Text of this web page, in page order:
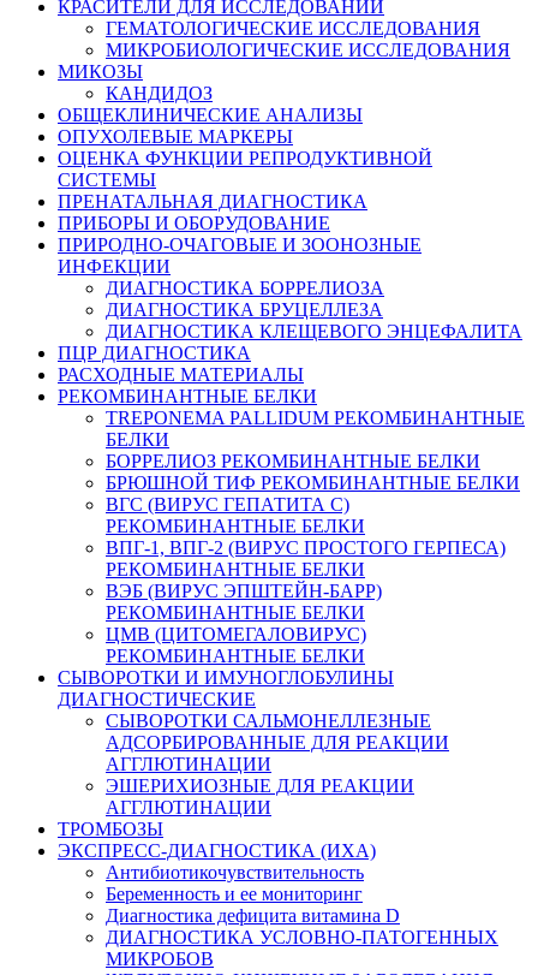
КРАСИТЕЛИ ДЛЯ ИССЛЕДОВАНИЙ
ГЕМАТОЛОГИЧЕСКИЕ ИССЛЕДОВАНИЯ
МИКРОБИОЛОГИЧЕСКИЕ ИССЛЕДОВАНИЯ
МИКОЗЫ
КАНДИДОЗ
ОБЩЕКЛИНИЧЕСКИЕ АНАЛИЗЫ
ОПУХОЛЕВЫЕ МАРКЕРЫ
ОЦЕНКА ФУНКЦИИ РЕПРОДУКТИВНОЙ
СИСТЕМЫ
ПРЕНАТАЛЬНАЯ ДИАГНОСТИКА
ПРИБОРЫ И ОБОРУДОВАНИЕ
ПРИРОДНО-ОЧАГОВЫЕ И ЗООНОЗНЫЕ
ИНФЕКЦИИ
ДИАГНОСТИКА БОРРЕЛИОЗА
ДИАГНОСТИКА БРУЦЕЛЛЕЗА
ДИАГНОСТИКА КЛЕЩЕВОГО ЭНЦЕФАЛИТА
ПЦР ДИАГНОСТИКА
РАСХОДНЫЕ МАТЕРИАЛЫ
РЕКОМБИНАНТНЫЕ БЕЛКИ
TREPONEMA PALLIDUM РЕКОМБИНАНТНЫЕ
БЕЛКИ
БОРРЕЛИОЗ РЕКОМБИНАНТНЫЕ БЕЛКИ
БРЮШНОЙ ТИФ РЕКОМБИНАНТНЫЕ БЕЛКИ
ВГС (ВИРУС ГЕПАТИТА С)
РЕКОМБИНАНТНЫЕ БЕЛКИ
ВПГ-1, ВПГ-2 (ВИРУС ПРОСТОГО ГЕРПЕСА)
РЕКОМБИНАНТНЫЕ БЕЛКИ
ВЭБ (ВИРУС ЭПШТЕЙН-БАРР)
РЕКОМБИНАНТНЫЕ БЕЛКИ
ЦМВ (ЦИТОМЕГАЛОВИРУС)
РЕКОМБИНАНТНЫЕ БЕЛКИ
СЫВОРОТКИ И ИМУНОГЛОБУЛИНЫ
ДИАГНОСТИЧЕСКИЕ
СЫВОРОТКИ САЛЬМОНЕЛЛЕЗНЫЕ
АДСОРБИРОВАННЫЕ ДЛЯ РЕАКЦИИ
АГГЛЮТИНАЦИИ
ЭШЕРИХИОЗНЫЕ ДЛЯ РЕАКЦИИ
АГГЛЮТИНАЦИИ
ТРОМБОЗЫ
ЭКСПРЕСС-ДИАГНОСТИКА (ИХА)
Антибиотикочувствительность
Беременность и ее мониторинг
Диагностика дефицита витамина D
ДИАГНОСТИКА УСЛОВНО-ПАТОГЕННЫХ
МИКРОБОВ